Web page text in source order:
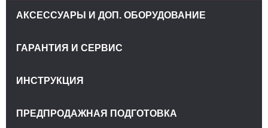
АКСЕССУАРЫ И ДОП. ОБОРУДОВАНИЕ
ГАРАНТИЯ И СЕРВИС
ИНСТРУКЦИЯ
ПРЕДПРОДАЖНАЯ ПОДГОТОВКА